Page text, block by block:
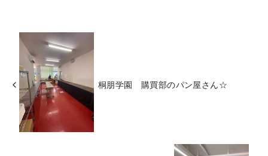
桐朋学園 購買部のパン屋さん☆